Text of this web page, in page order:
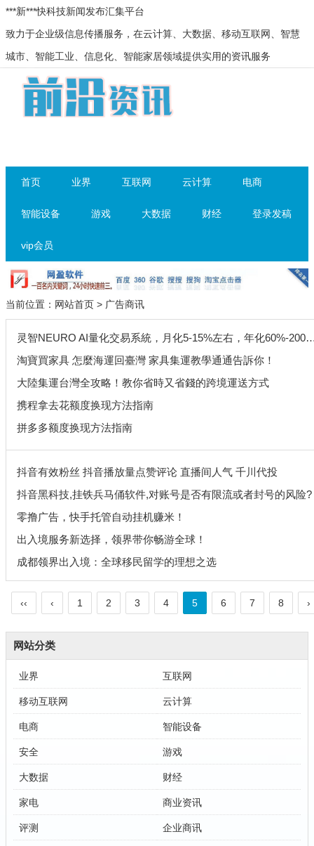
***新***快科技新闻发布汇集平台
致力于企业级信息传播服务，在云计算、大数据、移动互联网、智慧
城市、智能工业、信息化、智能家居领域提供实用的资讯服务
首页 业界 互联网 云计算 电商
智能设备 游戏 大数据 财经 登录发稿
vip会员
当前位置： 网站首页 > 广告商讯
灵智NEURO AI量化交易系統，月化5-15%左右，年化60%-200%左右！
淘寶買家具 怎麼海運回臺灣 家具集運教學通通告訴你！
大陸集運台灣全攻略！教你省時又省錢的跨境運送方式
携程拿去花额度换现方法指南
拼多多额度换现方法指南
抖音有效粉丝 抖音播放量点赞评论 直播间人气 千川代投
抖音黑科技,挂铁兵马俑软件,对账号是否有限流或者封号的风险?
零撸广告，快手托管自动挂机赚米！
出入境服务新选择，领界带你畅游全球！
成都领界出入境：全球移民留学的理想之选
‹‹ ‹ 1 2 3 4 5 6 7 8 ›
网站分类
业界 互联网
移动互联网 云计算
电商 智能设备
安全 游戏
大数据 财经
家电 商业资讯
评测 企业商讯